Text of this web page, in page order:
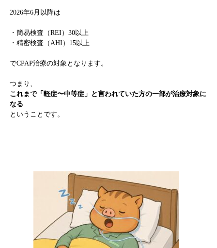
2026年6月以降は
・簡易検査（REI）30以上
・精密検査（AHI）15以上
でCPAP治療の対象となります。
つまり、
これまで「軽症〜中等症」と言われていた方の一部が治療対象に
なる
ということです。